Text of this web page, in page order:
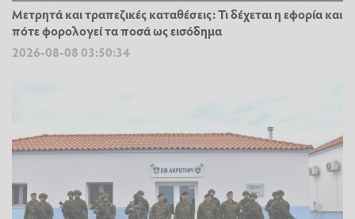
Μετρητά και τραπεζικές καταθέσεις: Τι δέχεται η εφορία και
πότε φορολογεί τα ποσά ως εισόδημα
2026-08-08 03:50:34